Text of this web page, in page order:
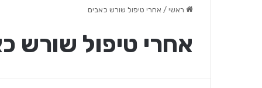
ראשי / אחרי טיפול שורש כאבים
אחרי טיפול שורש